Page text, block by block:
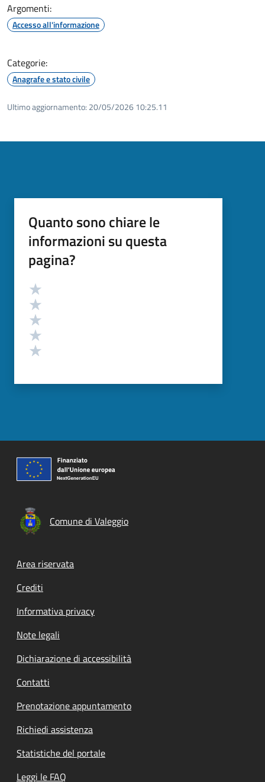
Argomenti:
Accesso all'informazione
Categorie:
Anagrafe e stato civile
Ultimo aggiornamento: 20/05/2026 10:25.11
Quanto sono chiare le
informazioni su questa
pagina?
Valutazione
Comune di Valeggio
Footer menu
Area riservata
Crediti
Informativa privacy
Note legali
Dichiarazione di accessibilità
Contatti
Prenotazione appuntamento
Richiedi assistenza
Statistiche del portale
Leggi le FAQ